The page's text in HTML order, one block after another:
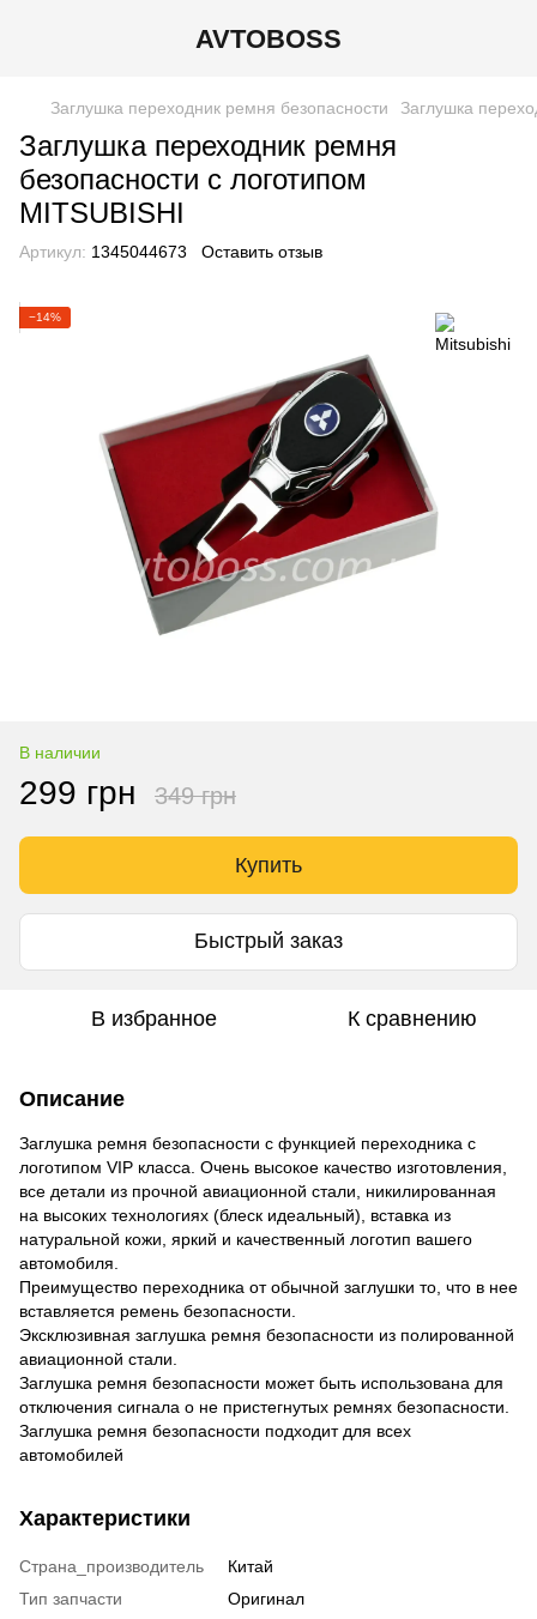
AVTOBOSS
Заглушка переходник ремня безопасности Заглушка
Заглушка переходник ремня
безопасности с логотипом
MITSUBISHI
Артикул: 1345044673 Оставить отзыв
−14%
В наличии
299 грн 349 грн
Купить
Быстрый заказ
В избранное К сравнению
Описание
Заглушка ремня безопасности с функцией переходника с
логотипом VIP класса. Очень высокое качество изготовления,
все детали из прочной авиационной стали, никилированная
на высоких технологиях (блеск идеальный), вставка из
натуральной кожи, яркий и качественный логотип вашего
автомобиля.
Преимущество переходника от обычной заглушки то, что в нее
вставляется ремень безопасности.
Эксклюзивная заглушка ремня безопасности из полированной
авиационной стали.
Заглушка ремня безопасности может быть использована для
отключения сигнала о не пристегнутых ремнях безопасности.
Заглушка ремня безопасности подходит для всех
автомобилей
Характеристики
Страна_производитель
Китай
Тип запчасти
Оригинал